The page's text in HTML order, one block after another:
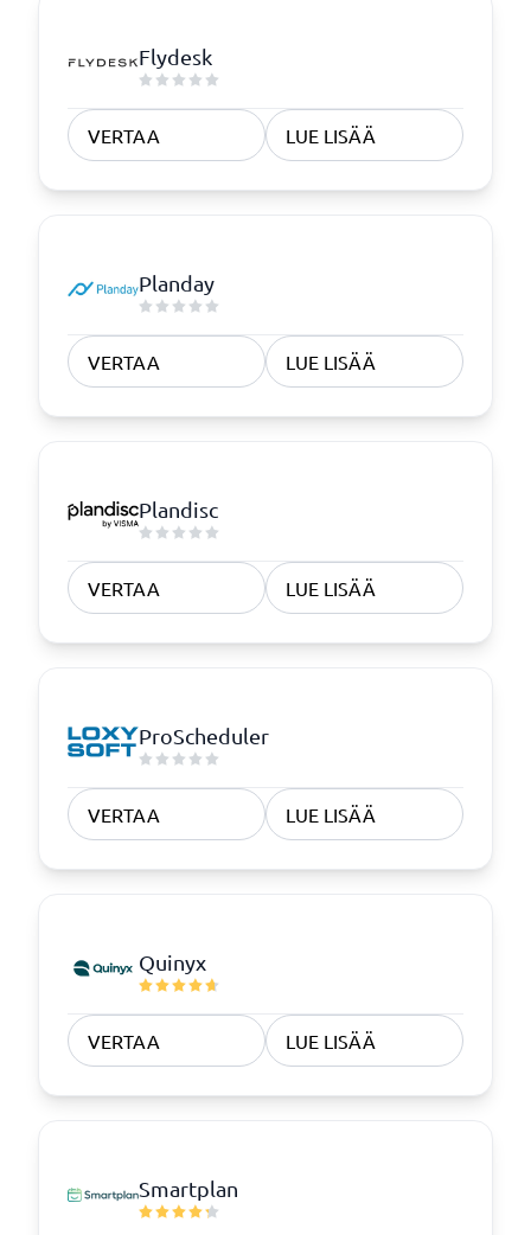
Flydesk
VERTAA LUE LISÄÄ
Planday
VERTAA LUE LISÄÄ
Plandisc
VERTAA LUE LISÄÄ
ProScheduler
VERTAA LUE LISÄÄ
Quinyx
VERTAA LUE LISÄÄ
Smartplan